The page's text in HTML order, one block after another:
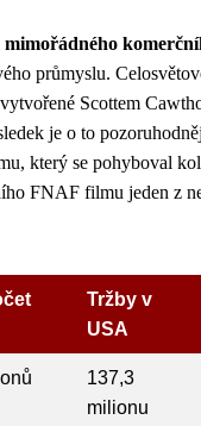
mimořádného
průmyslu.
Scottem
je o to
který se pohyboval
FNAF filmu jeden z
Tržby v
USA
137,3
milionu